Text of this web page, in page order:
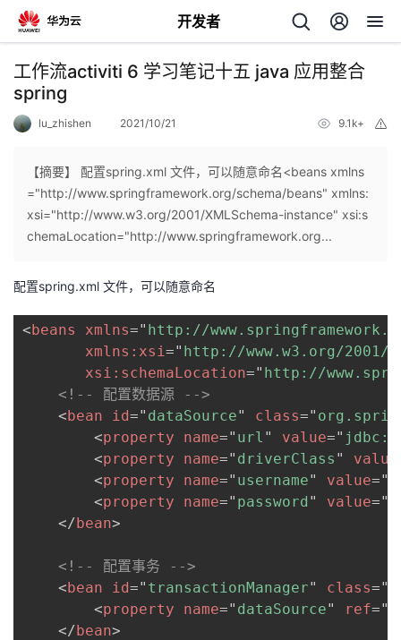
开发者
返
回
个
工作流activiti 6 学习笔记十五 java 应用整合
spring
lu_zhishen 2021/10/21 9.1k+
【摘要】 配置spring.xml 文件，可以随意命名<beans xmlns
="http://www.springframework.org/schema/beans" xmlns:
xsi="http://www.w3.org/2001/XMLSchema-instance" xsi:s
chemaLocation="http://www.springframework.org...
配置spring.xml 文件，可以随意命名
<beans xmlns=" http://
xmlns: xsi=" http://www.w3.org/2001/
xsi: schemaLocation=" http://
<!-- 配置数据源 -->
<bean id=" dataSource" class="
<property name=" url " value="
<property name=" driverClass " value
<property name=" username" value="
<property name=" password " value="
</bean>
<!-- 配置事务 -->
<bean id=" transactionManager" class="
<property name=" dataSource" ref="
</bean>